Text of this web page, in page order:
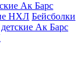
Ак Барс
НХЛ Бейсболки
Ак Барс